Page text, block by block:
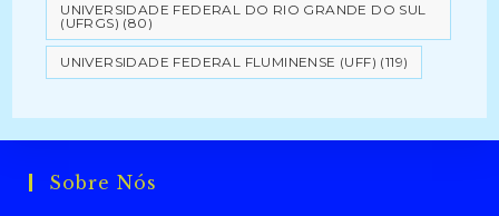
UNIVERSIDADE FEDERAL DO RIO GRANDE DO SUL
(UFRGS) (80)
UNIVERSIDADE FEDERAL FLUMINENSE (UFF) (119)
Sobre Nós